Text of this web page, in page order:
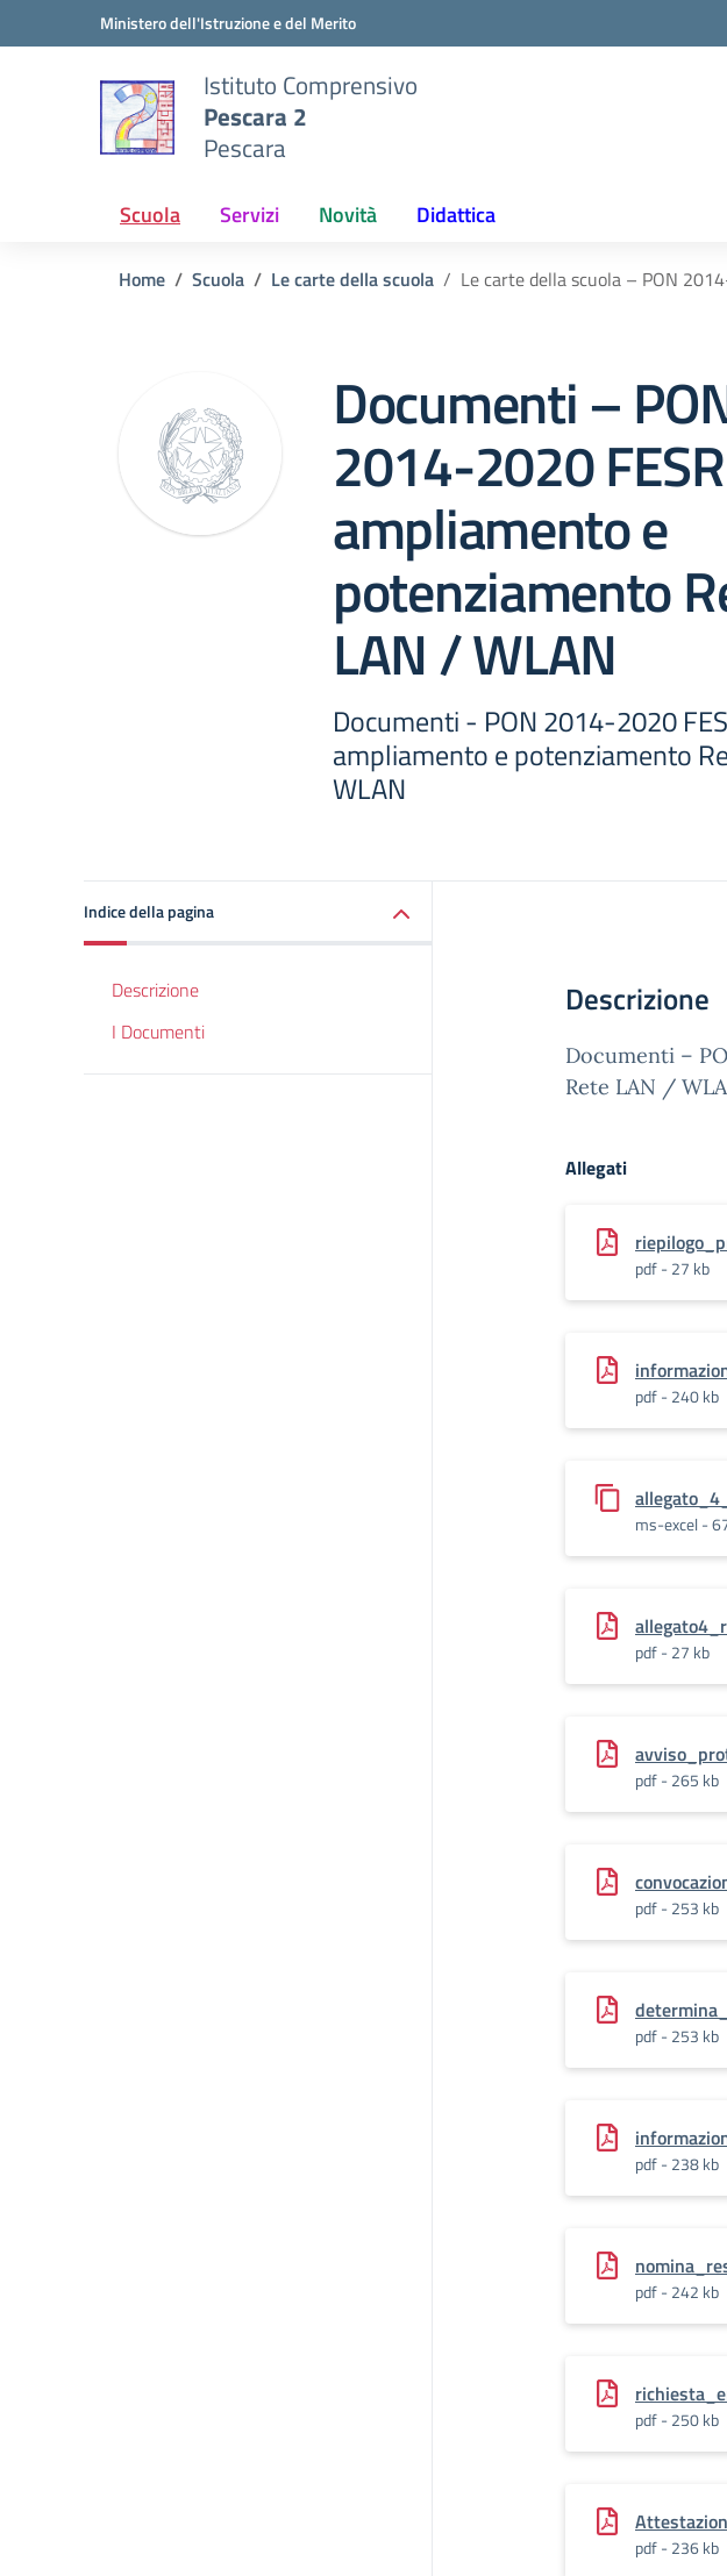
Vai ai contenuti
Vai al menu di navigazioneMinistero dell'Istruzione e del Merito
Istituto Comprensivo
Pescara 2
Pescara
Scuola Servizi Novità Didattica
Home Scuola Le carte della scuola Le carte della scuola – PON
Documenti –
2014-2020
ampliamento e
potenziamento
LAN / WLAN
Documenti - PON 2014-2020
ampliamento e potenziamento
WLAN
Indice della pagina
Descrizione
I Documenti
Descrizione
Documenti –
Rete LAN /
Allegati
pdf - 27 kb
pdf - 240 kb
ms-excel -
pdf - 27 kb
pdf - 265 kb
pdf - 253 kb
pdf - 253 kb
pdf - 238 kb
pdf - 242 kb
pdf - 250 kb
pdf - 236 kb